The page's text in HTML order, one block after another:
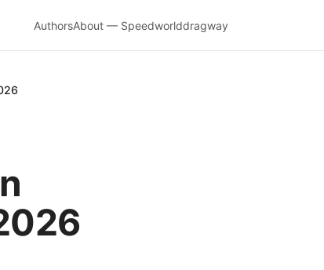
AuthorsAbout — Speedworlddragway